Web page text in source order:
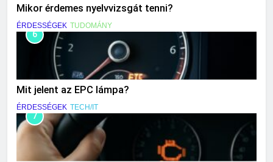
Mikor érdemes nyelvvizsgát tenni?
ÉRDESSÉGEK TUDOMÁNY
6
Mit jelent az EPC lámpa?
ÉRDESSÉGEK TECH/IT
7